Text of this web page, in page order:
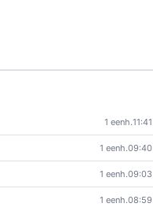
1 eenh.11:41
1 eenh.09:40
1 eenh.09:03
1 eenh.08:59